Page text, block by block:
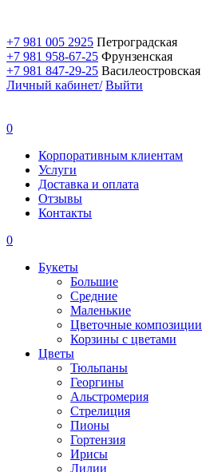
+7 981 005 2925 Петроградская
+7 981 958-67-25 Фрунзенская
+7 981 847-29-25 Василеостровская
Личный кабинет/ Выйти
0
Корпоративным клиентам
Услуги
Доставка и оплата
Отзывы
Контакты
0
Букеты
Большие
Средние
Маленькие
Цветочные композиции
Корзины с цветами
Цветы
Тюльпаны
Георгины
Альстромерия
Стрелиция
Пионы
Гортензия
Ирисы
Лилии